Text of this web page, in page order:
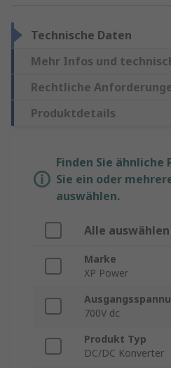
Technische Daten
Mehr Infos und
Rechtliche
Produktdetails
Finden Sie
Sie ein oder
auswählen.
Alle auswählen
Marke
XP Power
700V dc
Produkt Typ
DC/DC Konverter